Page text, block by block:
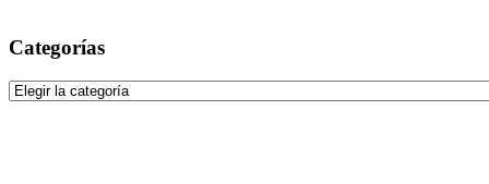
Categorías
Categorías